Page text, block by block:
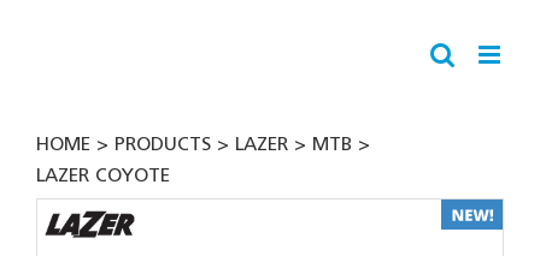
HOME PRODUCTS LAZER
MTB
LAZER COYOTE